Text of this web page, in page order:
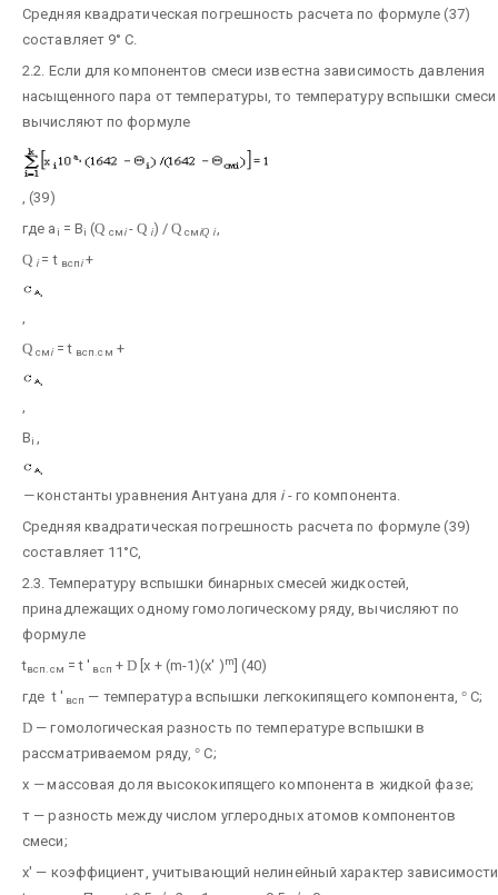
Средняя квадратическая погрешность расчета по формуле (37)
составляет 9° С.
2.2. Если для компонентов смеси известна зависимость давления
насыщенного пара от температуры, то температуру вспышки смеси
вычисляют по формуле
, (39)
где ai = Bi (Q смi-Q i) / Q смiQ i,
Q i= t вспi+
Q смi= t всп.см +
Вi
—константы уравнения Антуана для i- го компонента.
Средняя квадратическая погрешность расчета по формуле (39)
составляет 11°С,
2.3. Температуру вспышки бинарных смесей жидкостей,
принадлежащих одному гомологическому ряду, вычисляют по
формуле
tвсп.см = t ' всп +D [x + (m-1)(x' )m] (40)
где t ' всп — температура вспышки легкокипящего компонента,° С;
D — гомологическая разность по температуре вспышки в
рассматриваемом ряду,° С;
х —массовая доля высококипящего компонента в жидкой фазе;
т — разность между числом углеродных атомов компонентов
смеси;
х' — коэффициент, учитывающий нелинейный характер зависимости